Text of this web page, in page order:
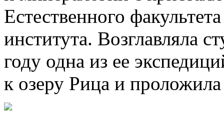
Естественного
института. Возглавляла
году одна из ее
к озеру Рица и